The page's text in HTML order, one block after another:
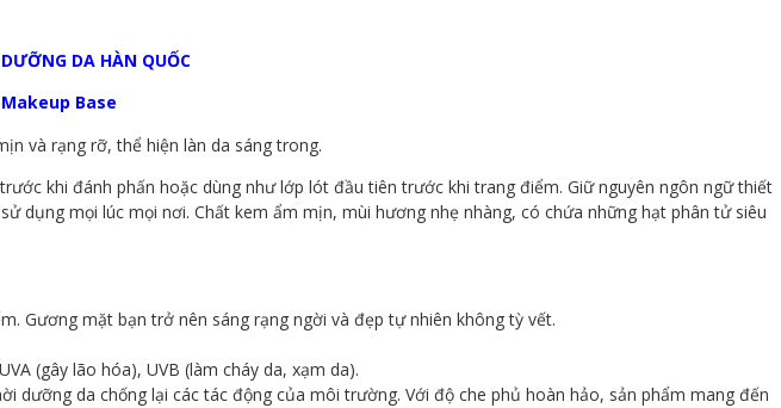
DA HÀN QUỐC
Base
và rạng rỡ, thể hiện làn da sáng trong.
khi đánh phấn hoặc dùng như lớp lót đầu tiên trước khi trang điểm. Giữ nguyên ngôn ngữ thiết
dụng mọi lúc mọi nơi. Chất kem ẩm mịn, mùi hương nhẹ nhàng, có chứa những hạt phân tử siêu
Gương mặt bạn trở nên sáng rạng ngời và đẹp tự nhiên không tỳ vết.
(gây lão hóa), UVB (làm cháy da, xạm da).
da chống lại các tác động của môi trường. Với độ che phủ hoàn hảo, sản phẩm mang đến